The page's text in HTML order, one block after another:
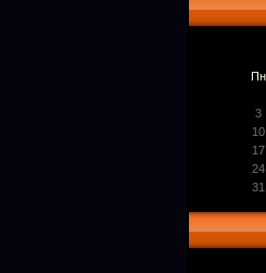
Пн
3
10
17
24
31